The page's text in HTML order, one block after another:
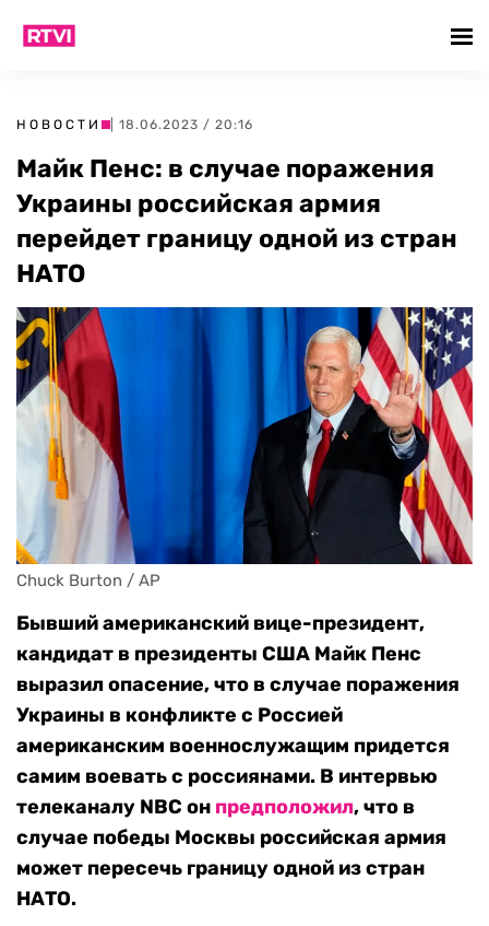
НОВОСТИ | 18.06.2023 / 20:16
Майк Пенс: в случае поражения
Украины российская армия
перейдет границу одной из стран
НАТО
Chuck Burton / AP
Бывший американский вице-президент,
кандидат в президенты США Майк Пенс
выразил опасение, что в случае поражения
Украины в конфликте с Россией
американским военнослужащим придется
самим воевать с россиянами. В интервью
телеканалу NBC он предположил, что в
случае победы Москвы российская армия
может пересечь границу одной из стран
НАТО.